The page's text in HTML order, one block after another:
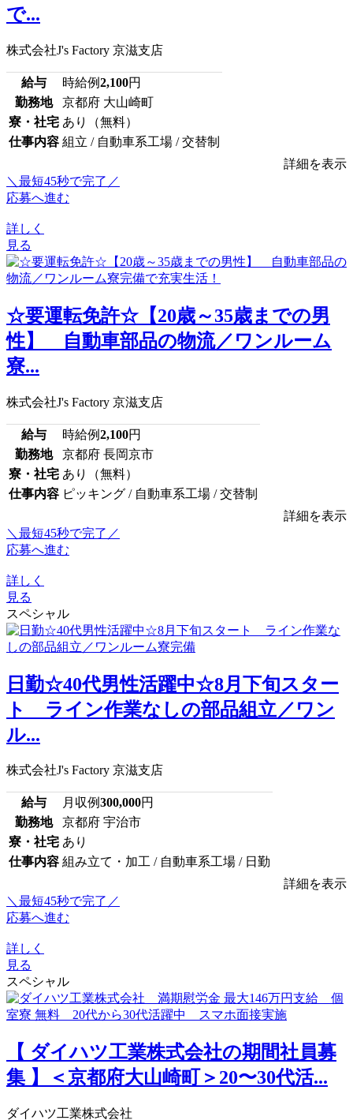
で...
株式会社J's Factory 京滋支店
給与 時給例2,100円
勤務地
京都府 大山崎町
寮・社宅 あり（無料）
仕事内容 組立 / 自動車系工場 / 交替制
詳細を表示
＼最短45秒で完了／
応募へ進む
詳しく
見る
☆要運転免許☆【20歳～35歳までの男
性】 自動車部品の物流／ワンルーム
寮...
株式会社J's Factory 京滋支店
給与 時給例2,100円
勤務地
京都府 長岡京市
寮・社宅 あり（無料）
仕事内容 ピッキング / 自動車系工場 / 交替制
詳細を表示
＼最短45秒で完了／
応募へ進む
詳しく
見る
スペシャル
日勤☆40代男性活躍中☆8月下旬スター
ト ライン作業なしの部品組立／ワン
ル...
株式会社J's Factory 京滋支店
給与 月収例300,000円
勤務地
京都府 宇治市
寮・社宅 あり
仕事内容 組み立て・加工 / 自動車系工場 / 日勤
詳細を表示
＼最短45秒で完了／
応募へ進む
詳しく
見る
スペシャル
【 ダイハツ工業株式会社の期間社員募
集 】＜京都府大山崎町＞20〜30代活...
ダイハツ工業株式会社